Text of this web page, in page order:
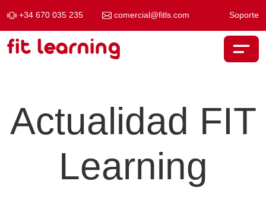
+34 670 035 235 comercial@fitls.com Soporte
Saltar al contenido
Navegación principal
Actualidad FIT
Learning